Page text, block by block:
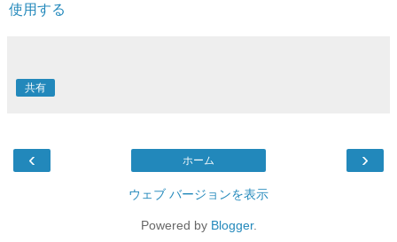
使用する
共有
‹ ›
ホーム
ウェブ バージョンを表示
Powered by Blogger.